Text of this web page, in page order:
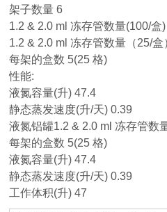
架子数量 6
1.2 & 2.0 ml 冻存管数量(100/盒
1.2 & 2.0 ml 冻存管数量（25/盒
每架的盒数 5(25 格)
性能:
液氮容量(升) 47.4
静态蒸发速度(升/天) 0.39
液氮铝罐1.2 & 2.0 ml 冻存管数
每架的盒数 5(25 格)
液氮容量(升) 47.4
静态蒸发速度(升/天) 0.39
工作体积(升) 47